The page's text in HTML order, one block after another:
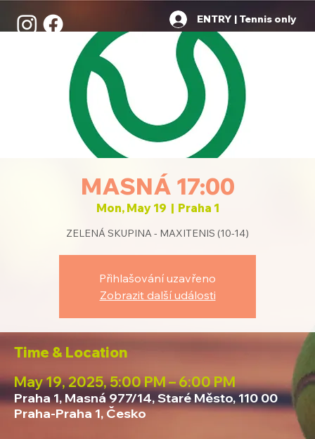
ENTRY | Tennis only
MASNÁ 17:00
Mon, May 19
  |
Praha 1
ZELENÁ SKUPINA - MAXITENIS (10-14)
Přihlašování uzavřeno
Zobrazit další události
Time & Location
May 19, 2025, 5:00 PM – 6:00 PM
Praha 1, Masná 977/14, Staré Město, 110 00
Praha-Praha 1, Česko